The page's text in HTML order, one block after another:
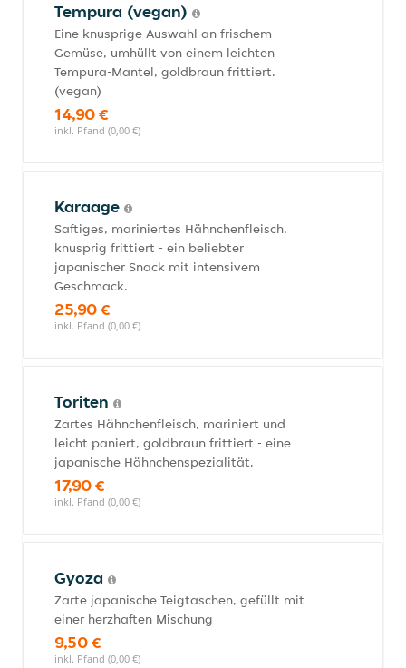
Tempura (vegan)
Eine knusprige Auswahl an frischem
Gemüse, umhüllt von einem leichten
Tempura-Mantel, goldbraun frittiert.
(vegan)
14,90 €
inkl. Pfand (0,00 €)
Karaage
Saftiges, mariniertes Hähnchenfleisch,
knusprig frittiert - ein beliebter
japanischer Snack mit intensivem
Geschmack.
25,90 €
inkl. Pfand (0,00 €)
Toriten
Zartes Hähnchenfleisch, mariniert und
leicht paniert, goldbraun frittiert - eine
japanische Hähnchenspezialität.
17,90 €
inkl. Pfand (0,00 €)
Gyoza
Zarte japanische Teigtaschen, gefüllt mit
einer herzhaften Mischung
9,50 €
inkl. Pfand (0,00 €)